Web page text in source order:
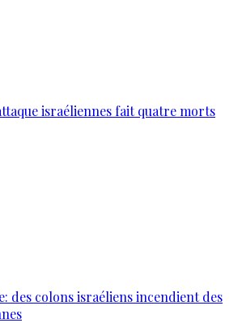
israéliennes fait quatre morts
des colons israéliens incendient des